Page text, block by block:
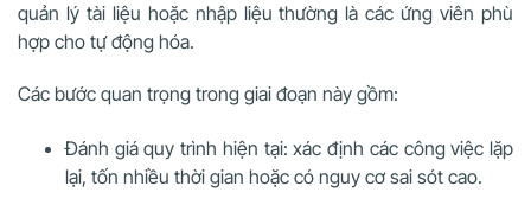
quản lý tài liệu hoặc nhập liệu thường là các ứng viên phù
hợp cho tự động hóa.
Các bước quan trọng trong giai đoạn này gồm:
Đánh giá quy trình hiện tại: xác định các công việc lặp
lại, tốn nhiều thời gian hoặc có nguy cơ sai sót cao.